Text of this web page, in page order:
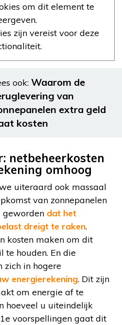
om dit element te
zijn vereist voor deze
ook: Waarom de
van
extra geld
kosten
netbeheerkosten
omhoog
uiteraard ook massaal
van zonnepanelen
geworden dat het
dreigt te raken.
kosten maken om dit
te houden. En die
zich in hogere
energierekening. Dit zijn
om energie af te
hoeveel u uiteindelijk
voorspellingen gaat dit